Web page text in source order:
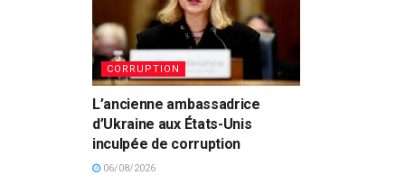
CORRUPTION
L’ancienne ambassadrice
d’Ukraine aux États-Unis
inculpée de corruption
06/08/2026